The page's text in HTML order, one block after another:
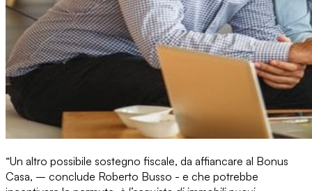
“Un altro possibile sostegno fiscale, da affiancare al Bonus
Casa, – conclude Roberto Busso - e che potrebbe